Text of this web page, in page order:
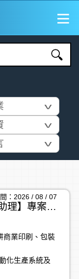
ⅴ
ⅴ
ⅴ
【德商印刷機械公司 | 業務助理】專案管理 | 帳務支援 | 資料彙整 | ADW170
：2026 / 08 / 07
商業印刷、包裝
化生產系統及